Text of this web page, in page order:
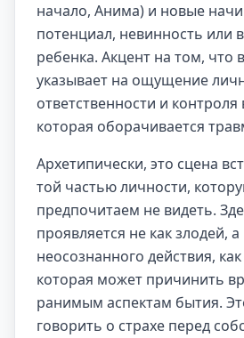
начало, Анима) и новые
потенциал, невинность или
ребенка. Акцент на том, что
указывает на ощущение
ответственности и контроля
которая оборачивается
Архетипически, это сцена
той частью личности,
предпочитаем не видеть.
проявляется не как злодей,
неосознанного действия,
которая может причинить
ранимым аспектам бытия.
говорить о страхе перед